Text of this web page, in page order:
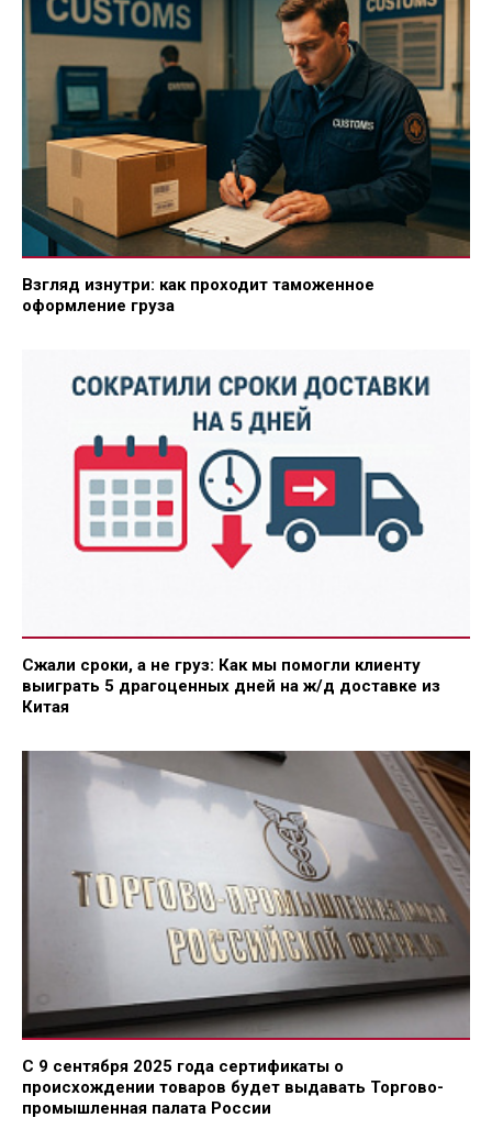
Взгляд изнутри: как проходит таможенное
оформление груза
Сжали сроки, а не груз: Как мы помогли клиенту
выиграть 5 драгоценных дней на ж/д доставке из
Китая
С 9 сентября 2025 года сертификаты о
происхождении товаров будет выдавать Торгово-
промышленная палата России